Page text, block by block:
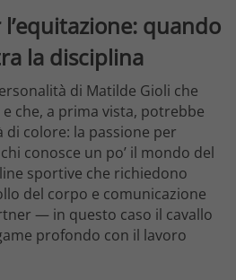
quando
la disciplina
di Matilde Gioli che
che, a prima vista, potrebbe
colore: la passione per
conosce un po’ il mondo del
sportive che richiedono
del corpo e comunicazione
— in questo caso il cavallo
profondo con il lavoro